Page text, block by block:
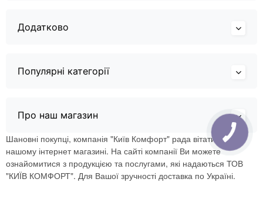
Додатково
Популярні категорії
Про наш магазин
Шановні покупці, компанія "Київ Комфорт" рада вітати Вас в
нашому інтернет магазині. На сайті компанії Ви можете
ознайомитися з продукцією та послугами, які надаються ТОВ
"КИЇВ КОМФОРТ". Для Вашої зручності доставка по Україні.